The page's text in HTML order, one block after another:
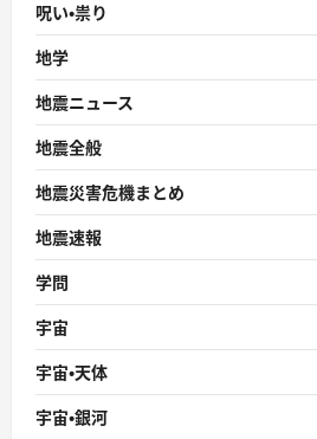
呪い・祟り
地学
地震ニュース
地震全般
地震災害危機まとめ
地震速報
学問
宇宙
宇宙・天体
宇宙・銀河